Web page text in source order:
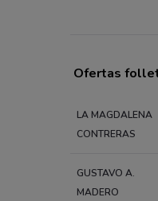
Ofertas
LA MAGDALENA
CONTRERAS
GUSTAVO A.
MADERO